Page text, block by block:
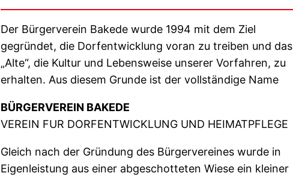
Der Bürgerverein Bakede wurde 1994 mit dem Ziel
gegründet, die Dorfentwicklung voran zu treiben und das
„Alte“, die Kultur und Lebensweise unserer Vorfahren, zu
erhalten. Aus diesem Grunde ist der vollständige Name
BÜRGERVEREIN BAKEDE
VEREIN FUR DORFENTWICKLUNG UND HEIMATPFLEGE
Gleich nach der Gründung des Bürgervereines wurde in
Eigenleistung aus einer abgeschotteten Wiese ein kleiner